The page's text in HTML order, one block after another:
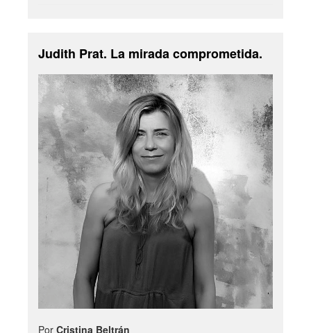
Judith Prat. La mirada comprometida.
Por Cristina Beltrán